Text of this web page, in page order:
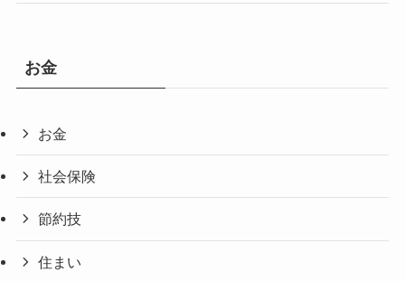
お金
お金
社会保険
節約技
住まい